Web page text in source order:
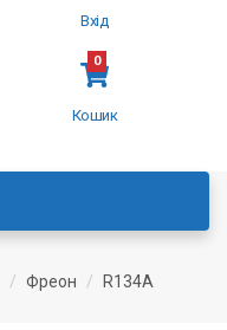
Вхід
Кошик
0
Фреон R134A